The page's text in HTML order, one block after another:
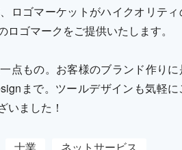
ロゴマーケットがハイクオリテ
ゴマークをご提供いたします。
点もの。お客様のブランド作り
まで。ツールデザインも気軽
いました！